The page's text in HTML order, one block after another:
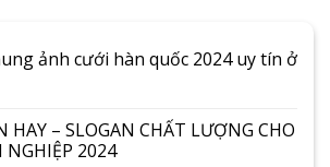
ảnh cưới hàn quốc 2024 uy tín ở
HAY – SLOGAN CHẤT LƯỢNG CHO
NGHIỆP 2024